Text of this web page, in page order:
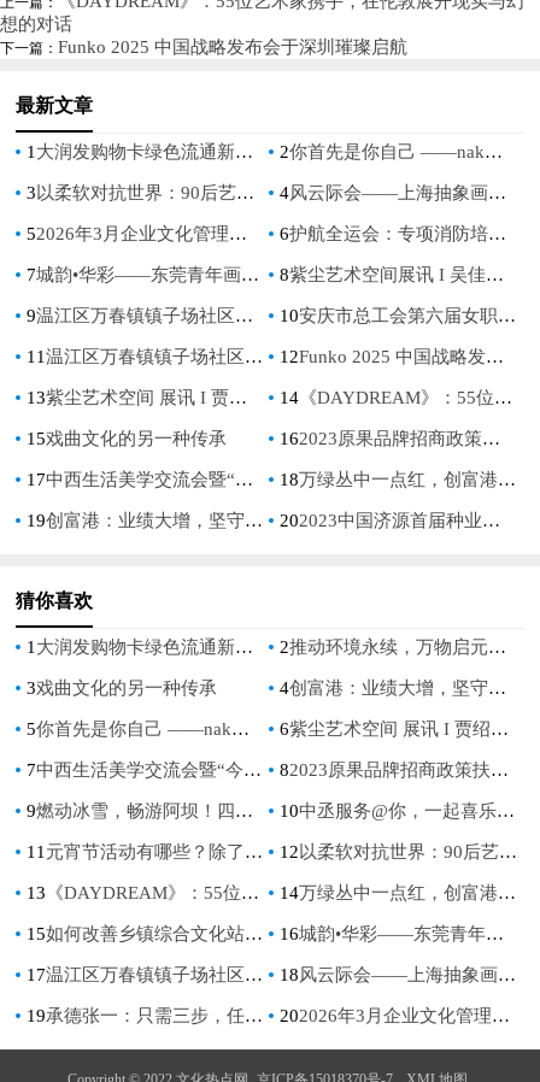
源浪费难题
想的对话
下一篇： Funko 2025 中国战略发布会于深圳璀璨启航
最新文章
1 大润发购物卡绿色流通新生态：京卡收以规范化服务破解资源浪费难题 2你首先是你自己 ——nak倡导“停下来·悦享自己”的香氛生活哲学
3以柔软对抗世界：90后艺术家杨悉圣儿专访 4风云际会——上海抽象画会成立二十五周年图片简史
52026年3月企业文化管理师考试报名公告，引领职业新趋势！ 6护航全运会：专项消防培训筑牢省医防火墙
7城韵•华彩——东莞青年画家美术作品联展开展 8紫尘艺术空间展讯 I 吴佳芮【云纹漫卷处】坦培拉作品展
9温江区万春镇镇子场社区开展“分类齐参与，志愿百日行”垃圾分类宣传活动 10安庆市总工会第六届女职工委员会 第一次全体会议在望江县召开
11温江区万春镇镇子场社区开展“分类绿色低碳，共建地球家园”垃圾分类宣传活动 12Funko 2025 中国战略发布会于深圳璀璨启航
13紫尘艺术空间 展讯 I 贾绍昌个展《花间术语》 14《DAYDREAM》：55位艺术家携手，在伦敦展开现实与幻想的对话
15戏曲文化的另一种传承 162023原果品牌招商政策扶持拉满，虚位以待
17中西生活美学交流会暨“今唐”瓷器品牌发布会 18万绿丛中一点红，创富港如何点亮联合办公？| 年报解读
19创富港：业绩大增，坚守战略定力，打造行业长跑型选手 202023中国济源首届种业菜花节暨王屋种谷论坛活动开幕
猜你喜欢
1 大润发购物卡绿色流通新生态：京卡收以规范化服务破解资源浪费难题 2推动环境永续，万物启元打造智慧绿能科技生活
3戏曲文化的另一种传承 4创富港：业绩大增，坚守战略定力，打造行业长跑型选手
5你首先是你自己 ——nak倡导“停下来·悦享自己”的香氛生活哲学 6紫尘艺术空间 展讯 I 贾绍昌个展《花间术语》
7中西生活美学交流会暨“今唐”瓷器品牌发布会 82023原果品牌招商政策扶持拉满，虚位以待
9燃动冰雪，畅游阿坝！四川省第五届全民健身冰雪季暨阿坝州首届冬季运动会正式启动 10中丞服务@你，一起喜乐闹元宵
11 元宵节活动有哪些？除了传统活动，元宵节送礼当然也少不了！ 12以柔软对抗世界：90后艺术家杨悉圣儿专访
13 《DAYDREAM》：55位艺术家携手，在伦敦展开现实与幻想的对话 14万绿丛中一点红，创富港如何点亮联合办公？| 年报解读
15如何改善乡镇综合文化站服务水平？ 16城韵•华彩——东莞青年画家美术作品联展开展
17温江区万春镇镇子场社区开展“分类齐参与，志愿百日行”垃圾分类宣传活动 18风云际会——上海抽象画会成立二十五周年图片简史
19承德张一：只需三步，任何人都可实现转凡成圣 202026年3月企业文化管理师考试报名公告，引领职业新趋势！